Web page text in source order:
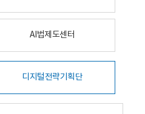
AI법제도센터
디지털전략기획단